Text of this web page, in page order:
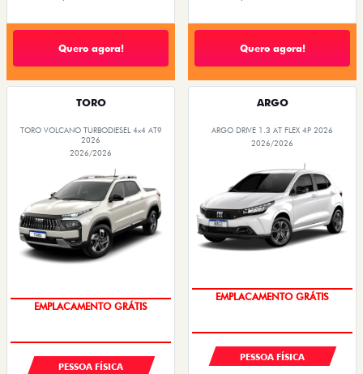
Quero agora! Quero agora!
TORO
TORO VOLCANO TURBODIESEL 4x4 AT9
2026
2026/2026
OPORTUNIDADE
PESSOA FÍSICA
ARGO
ARGO DRIVE 1.3 AT FLEX 4P 2026
2026/2026
OPORTUNIDADE
PESSOA FÍSICA